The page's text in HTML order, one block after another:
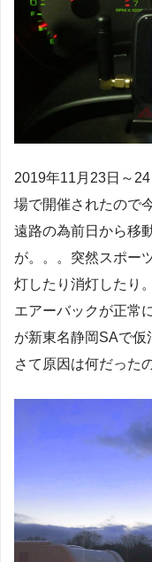
2019年11月23日～
場で開催されたので
遠路の為前日から移
が。。。突然スポー
灯したり消灯したり。
エアーバックが正常
が新東名静岡SAで仮
さて原因は何だった